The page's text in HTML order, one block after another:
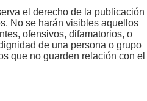
el derecho de la publicación
No se harán visibles aquellos
ofensivos, difamatorios, o
de una persona o grupo
que no guarden relación con el